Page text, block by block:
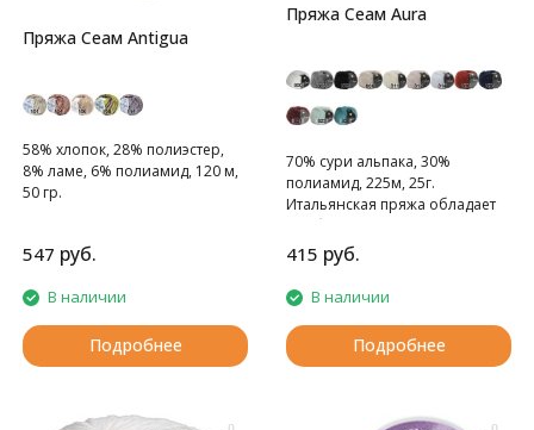
Пряжа Сеам Antigua
58% хлопок, 28% полиэстер,
8% ламе, 6% полиамид, 120 м,
50 гр.
547 руб.
В наличии
Подробнее
Пряжа Сеам Aura
70% сури альпака, 30%
полиамид, 225м, 25г.
Итальянская пряжа обладает
необыкновенной мягкостью и
высоким ворсом.
415 руб.
В наличии
Подробнее